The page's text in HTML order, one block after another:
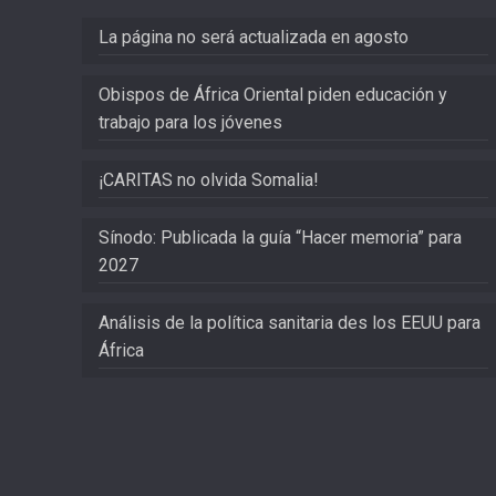
La página no será actualizada en agosto
Obispos de África Oriental piden educación y
trabajo para los jóvenes
¡CARITAS no olvida Somalia!
Sínodo: Publicada la guía “Hacer memoria” para
2027
Análisis de la política sanitaria des los EEUU para
África